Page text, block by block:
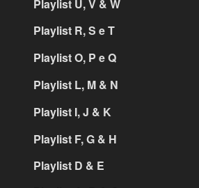
Playlist U, V & W
Playlist R, S e T
Playlist O, P e Q
Playlist L, M & N
Playlist I, J & K
Playlist F, G & H
Playlist D & E